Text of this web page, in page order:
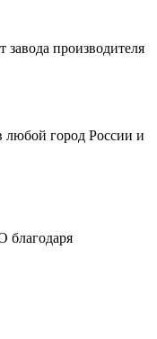
завода производителя
город России и
благодаря